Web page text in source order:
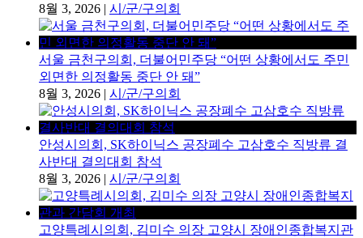
8월 3, 2026 | 시/군/구의회
서울 금천구의회, 더불어민주당 “어떤 상황에서도 주민
외면한 의정활동 중단 안 돼”
8월 3, 2026 | 시/군/구의회
안성시의회, SK하이닉스 공장폐수 고삼호수 직방류 결
사반대 결의대회 참석
8월 3, 2026 | 시/군/구의회
고양특례시의회, 김미수 의장 고양시 장애인종합복지관